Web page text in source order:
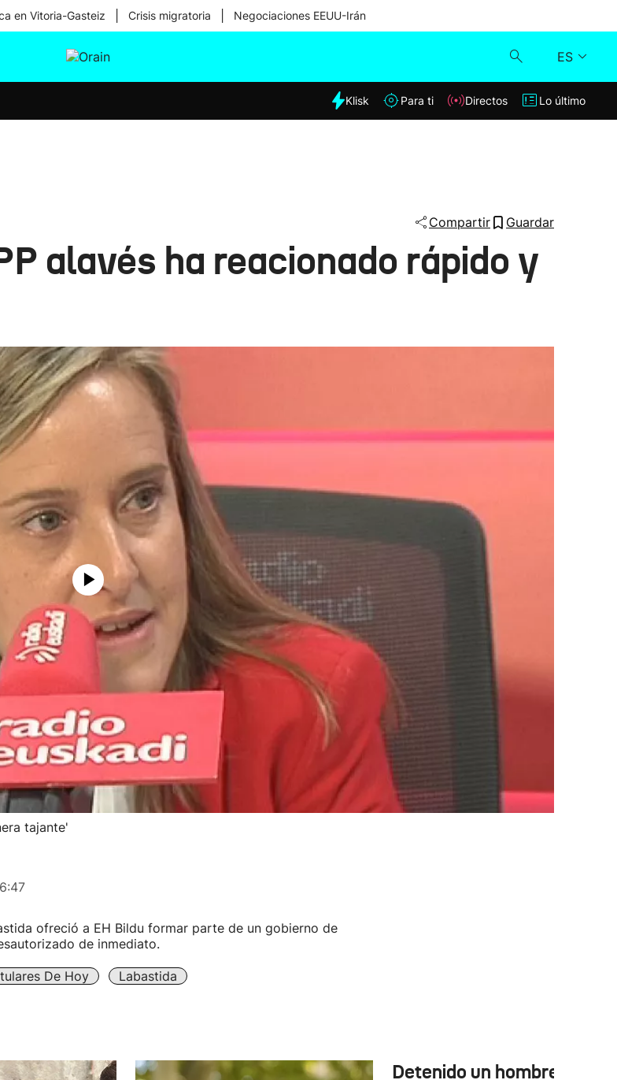
en Vitoria-Gasteiz Crisis migratoria Negociaciones EEUU-Irán
ES
Klisk
Lo último
Klisk Para ti Directos Lo último
Compartir Guardar
alavés ha reacionado rápido y
tajante'
ofreció a EH Bildu formar parte de un gobierno de
de inmediato.
De Hoy Labastida
Detenido un hombre